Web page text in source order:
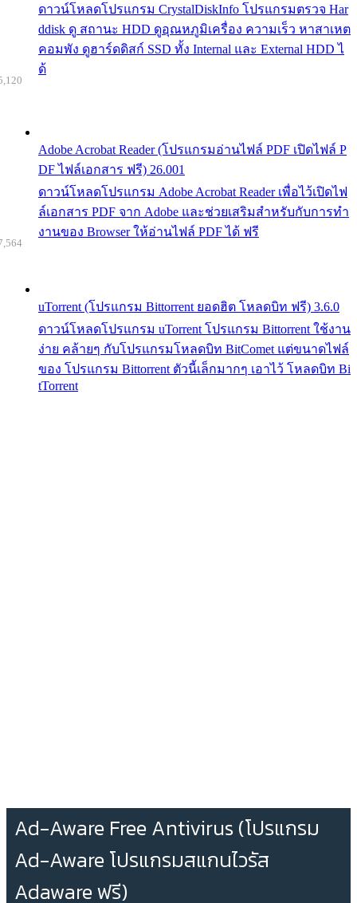
ดาวน์โหลดโปรแกรม CrystalDiskInfo โปรแกรมตรวจ Har
ddisk ดู สถานะ HDD ดูอุณหภูมิเครื่อง ความเร็ว หาสาเหต
คอมพัง ดูฮาร์ดดิสก์ SSD ทั้ง Internal และ External HDD ไ
ด้
Adobe Acrobat Reader (โปรแกรมอ่านไฟล์ PDF เปิดไฟล์ P
DF ไฟล์เอกสาร ฟรี) 26.001
ดาวน์โหลดโปรแกรม Adobe Acrobat Reader เพื่อไว้เปิดไฟ
ล์เอกสาร PDF จาก Adobe และช่วยเสริมสำหรับกับการทำ
งานของ Browser ให้อ่านไฟล์ PDF ได้ ฟรี
uTorrent (โปรแกรม Bittorrent ยอดฮิต โหลดบิท ฟรี) 3.6.0
ดาวน์โหลดโปรแกรม uTorrent โปรแกรม Bittorrent ใช้งาน
ง่าย คล้ายๆ กับโปรแกรมโหลดบิท BitComet แต่ขนาดไฟล์
ของ โปรแกรม Bittorrent ตัวนี้เล็กมากๆ เอาไว้ โหลดบิท Bi
tTorrent
Ad-Aware Free Antivirus (โปรแกรม
Ad-Aware โปรแกรมสแกนไวรัส
Adaware ฟรี)